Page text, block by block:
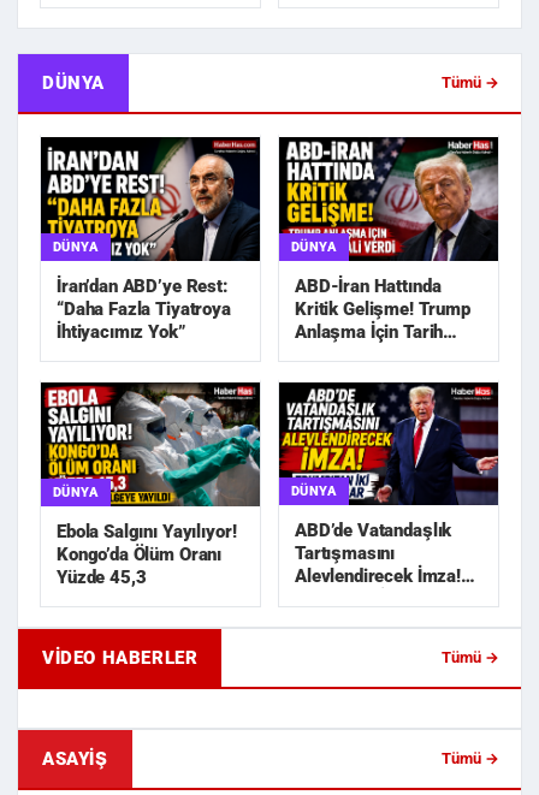
DÜNYA Tümü →
DÜNYA
İran’dan ABD’ye Rest:
“Daha Fazla Tiyatroya
İhtiyacımız Yok”
DÜNYA
ABD-İran Hattında
Kritik Gelişme! Trump
Anlaşma İçin Tarih
DÜNYA
Ebola Salgını Yayılıyor!
Kongo’da Ölüm Oranı
Yüzde 45,3
DÜNYA
ABD’de Vatandaşlık
Tartışmasını
Alevlendirecek İmza!
Karar
VIDEO HABERLER
Tümü →
Geride Bıraktığı Mektup Tefecilik
Samsun'da Lise
ASAYIŞ Tümü →